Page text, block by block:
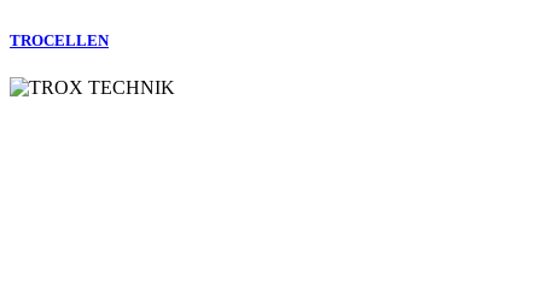
TROCELLEN